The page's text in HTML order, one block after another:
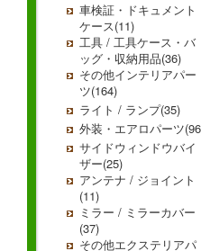
車検証・ドキュメント
ケース(11)
工具 / 工具ケース・バ
ッグ・収納用品(36)
その他インテリアパー
ツ(164)
ライト / ランプ(35)
外装・エアロパーツ
サイドウィンドウバイ
ザー(25)
アンテナ / ジョイント
(11)
ミラー / ミラーカバー
(37)
その他エクステリアパ